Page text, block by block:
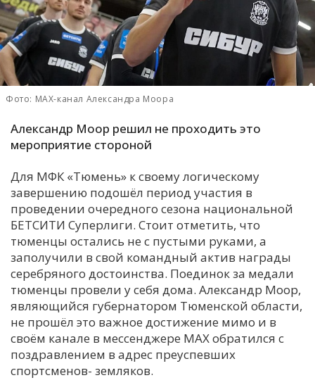
Е
И
К
М
Н
Х
Ч
Я
Фото: MAX-канал Александра Моора
Александр Моор решил не проходить это
мероприятие стороной
Для МФК «Тюмень» к своему логическому
завершению подошёл период участия в
проведении очередного сезона национальной
БЕТСИТИ Суперлиги. Стоит отметить, что
тюменцы остались не с пустыми руками, а
заполучили в свой командный актив награды
серебряного достоинства. Поединок за медали
тюменцы провели у себя дома. Александр Моор,
являющийся губернатором Тюменской области,
не прошёл это важное достижение мимо и в
своём канале в мессенджере МАХ обратился с
поздравлением в адрес преуспевших
спортсменов- земляков.